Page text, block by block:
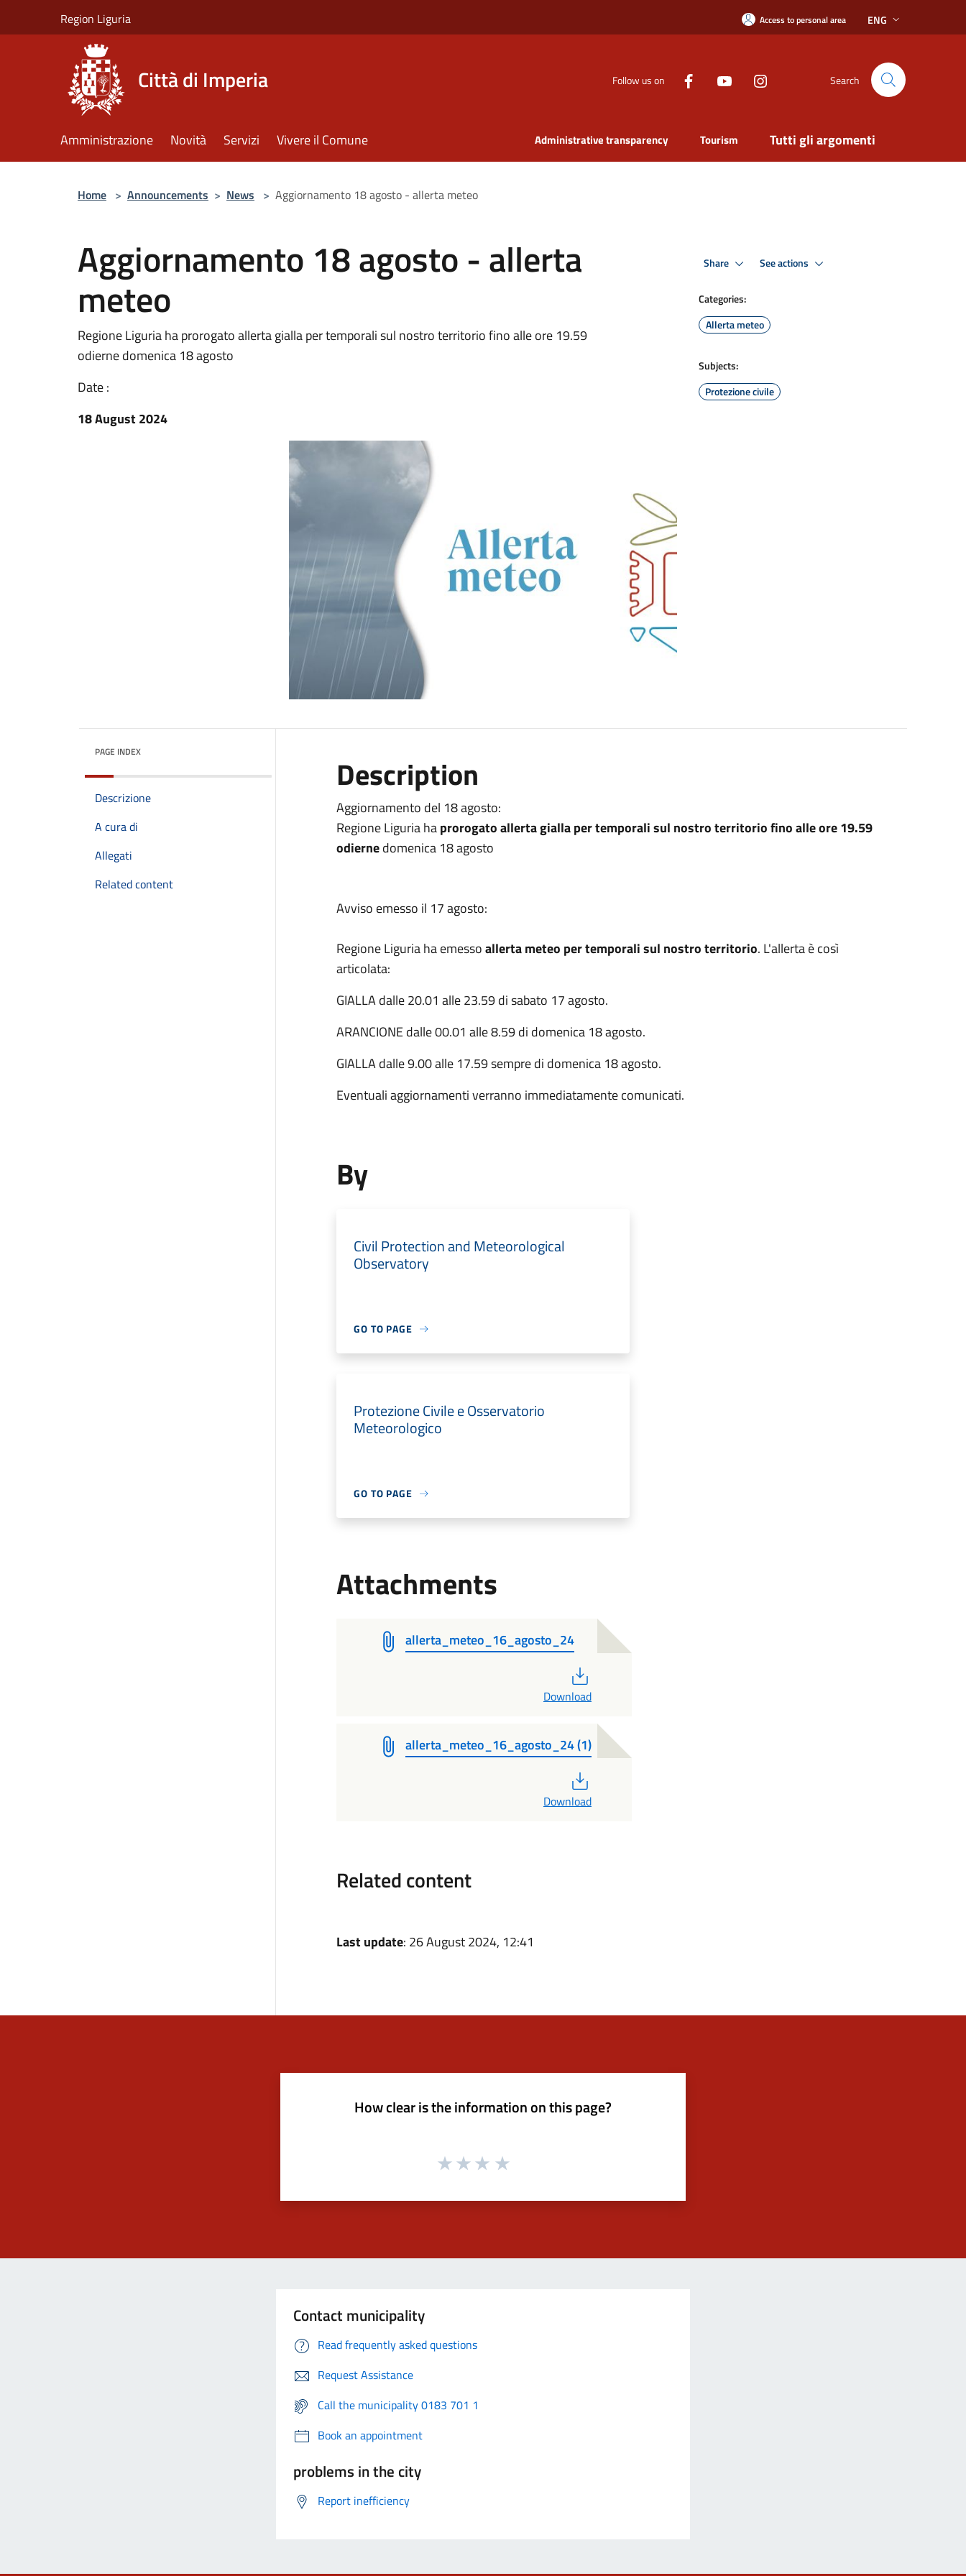
Region Liguria Access to personal area ENG
Città di Imperia Follow us on Search
Amministrazione Novità Servizi Vivere il Comune Administrative transparency Tourism Tutti gli argomenti
Home > Announcements > News > Aggiornamento 18 agosto - allerta meteo
Aggiornamento 18 agosto - allerta
meteo
Regione Liguria ha prorogato allerta gialla per temporali sul nostro territorio fino alle ore 19.59
odierne domenica 18 agosto
Date :
18 August 2024
Share See actions
Categories:
Allerta meteo
Subjects:
Protezione civile
PAGE INDEX
Descrizione
A cura di
Allegati
Related content
Description
Aggiornamento del 18 agosto:
Regione Liguria haprorogato allerta gialla per temporali sul nostro territorio fino alle ore 19.59
odiernedomenica 18 agosto
Avviso emesso il 17 agosto:
Regione Liguria ha emessoallerta meteo per temporali sul nostro territorio. L'allerta è così
articolata:
GIALLA dalle 20.01 alle 23.59 di sabato 17 agosto.
ARANCIONE dalle 00.01 alle 8.59 di domenica 18 agosto.
GIALLA dalle 9.00 alle 17.59 sempre di domenica 18 agosto.
Eventuali aggiornamenti verranno immediatamente comunicati.
By
Civil Protection and Meteorological
Observatory
GO TO PAGE
Protezione Civile e Osservatorio
Meteorologico
GO TO PAGE
Attachments
allerta_meteo_16_agosto_24
Download
allerta_meteo_16_agosto_24 (1)
Download
Related content
Last update: 26 August 2024, 12:41
How clear is the information on this page?
Contact municipality
Read frequently asked questions
Request Assistance
Call the municipality 0183 701 1
Book an appointment
problems in the city
Report inefficiency